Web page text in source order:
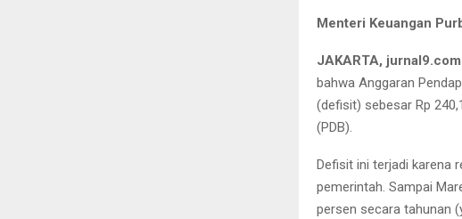
Menteri Keuangan
JAKARTA, jurnal9.com
bahwa Anggaran
(defisit) sebesar Rp
(PDB).
Defisit ini terjadi karena
pemerintah. Sampai
persen secara tahunan